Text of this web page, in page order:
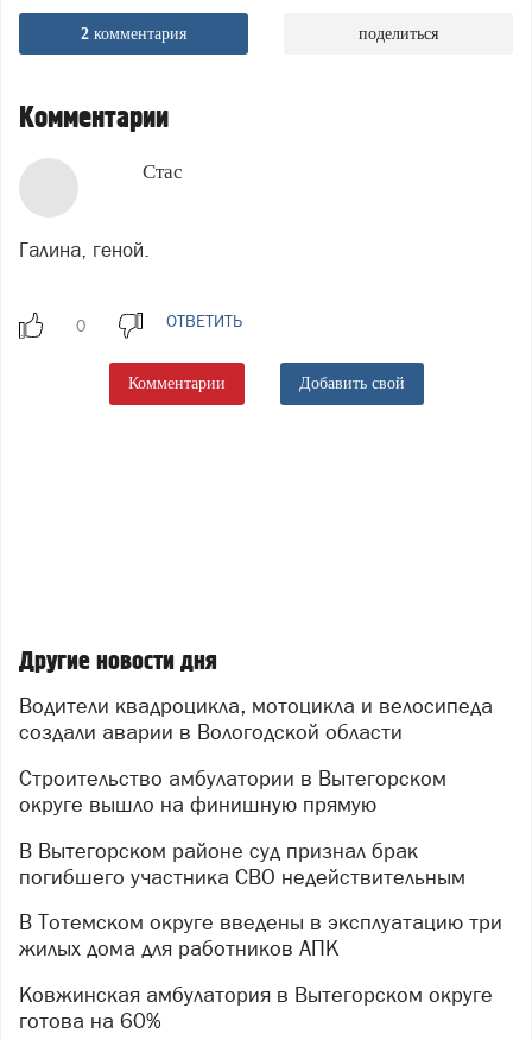
2 комментария поделиться
Комментарии
Стас
Галина, геной.
ОТВЕТИТЬ
Комментарии Добавить свой
Другие новости дня
Водители квадроцикла, мотоцикла и велосипеда
создали аварии в Вологодской области
Строительство амбулатории в Вытегорском
округе вышло на финишную прямую
В Вытегорском районе суд признал брак
погибшего участника СВО недействительным
В Тотемском округе введены в эксплуатацию три
жилых дома для работников АПК
Ковжинская амбулатория в Вытегорском округе
готова на 60%